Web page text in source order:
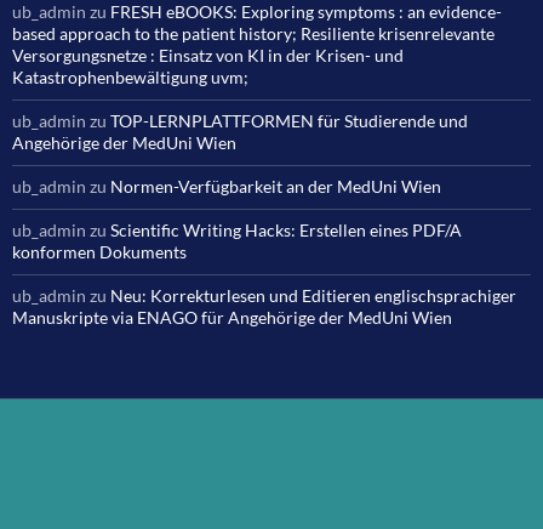
ub_admin zu FRESH eBOOKS: Exploring symptoms : an evidence-
based approach to the patient history; Resiliente krisenrelevante
Versorgungsnetze : Einsatz von KI in der Krisen- und
Katastrophenbewältigung uvm;
ub_admin zu TOP-LERNPLATTFORMEN für Studierende und
Angehörige der MedUni Wien
ub_admin zu Normen-Verfügbarkeit an der MedUni Wien
ub_admin zu Scientific Writing Hacks: Erstellen eines PDF/A
konformen Dokuments
ub_admin zu Neu: Korrekturlesen und Editieren englischsprachiger
Manuskripte via ENAGO für Angehörige der MedUni Wien